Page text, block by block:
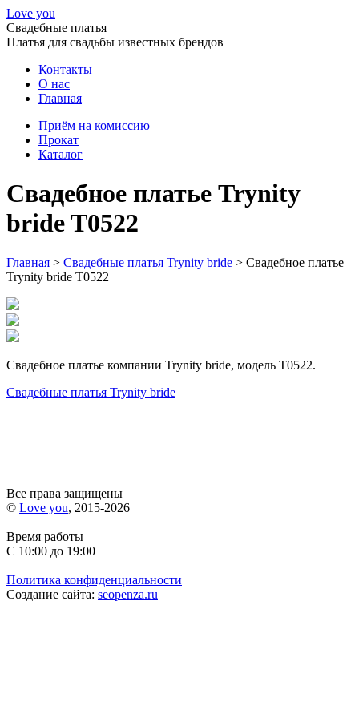
Love you
Свадебные платья
Платья для свадьбы известных брендов
Контакты
О нас
Главная
Приём на комиссию
Прокат
Каталог
Свадебное платье Trynity
bride T0522
Главная > Свадебные платья Trynity bride > Свадебное платье
Trynity bride T0522
Свадебное платье компании Trynity bride, модель T0522.
Свадебные платья Trynity bride
Все права защищены
© Love you, 2015-2026
Время работы
С 10:00 до 19:00
Политика конфиденциальности
Создание сайта: seopenza.ru